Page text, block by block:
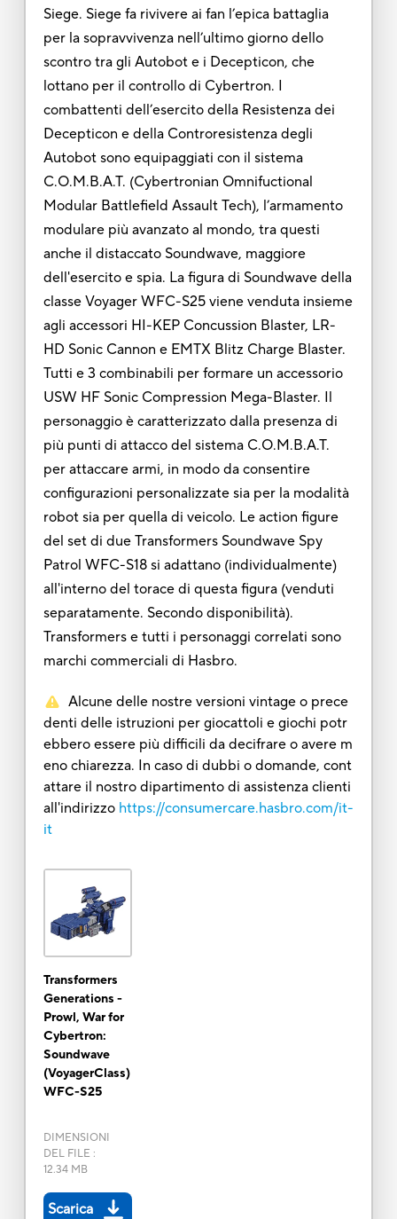
Siege. Siege fa rivivere ai fan l’epica battaglia
per la sopravvivenza nell’ultimo giorno dello
scontro tra gli Autobot e i Decepticon, che
lottano per il controllo di Cybertron. I
combattenti dell’esercito della Resistenza dei
Decepticon e della Controresistenza degli
Autobot sono equipaggiati con il sistema
C.O.M.B.A.T. (Cybertronian Omnifuctional
Modular Battlefield Assault Tech), l’armamento
modulare più avanzato al mondo, tra questi
anche il distaccato Soundwave, maggiore
dell'esercito e spia. La figura di Soundwave della
classe Voyager WFC-S25 viene venduta insieme
agli accessori HI-KEP Concussion Blaster, LR-
HD Sonic Cannon e EMTX Blitz Charge Blaster.
Tutti e 3 combinabili per formare un accessorio
USW HF Sonic Compression Mega-Blaster. Il
personaggio è caratterizzato dalla presenza di
più punti di attacco del sistema C.O.M.B.A.T.
per attaccare armi, in modo da consentire
configurazioni personalizzate sia per la modalità
robot sia per quella di veicolo. Le action figure
del set di due Transformers Soundwave Spy
Patrol WFC-S18 si adattano (individualmente)
all'interno del torace di questa figura (venduti
separatamente. Secondo disponibilità).
Transformers e tutti i personaggi correlati sono
marchi commerciali di Hasbro.
Alcune delle nostre versioni vintage o prece
denti delle istruzioni per giocattoli e giochi potr
ebbero essere più difficili da decifrare o avere m
eno chiarezza. In caso di dubbi o domande, cont
attare il nostro dipartimento di assistenza clienti
all'indirizzo https://consumercare.hasbro.com/it-
it
Transformers
Generations -
Prowl, War for
Cybertron:
Soundwave
(VoyagerClass)
WFC-S25
DIMENSIONI
DEL FILE :
12.34 MB
Scarica